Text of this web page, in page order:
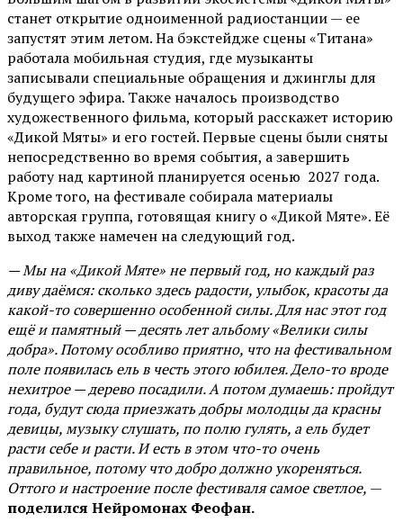
станет открытие одноименной радиостанции — ее
запустят этим летом. На бэкстейдже сцены «Титана»
работала мобильная студия, где музыканты
записывали специальные обращения и джинглы для
будущего эфира. Также началось производство
художественного фильма, который расскажет историю
«Дикой Мяты» и его гостей. Первые сцены были сняты
непосредственно во время события, а завершить
работу над картиной планируется осенью 2027 года.
Кроме того, на фестивале собирала материалы
авторская группа, готовящая книгу о «Дикой Мяте». Её
выход также намечен на следующий год.
— Мы на «Дикой Мяте» не первый год, но каждый раз
диву даёмся: сколько здесь радости, улыбок, красоты да
какой-то совершенно особенной силы. Для нас этот год
ещё и памятный — десять лет альбому «Велики силы
добра». Потому особливо приятно, что на фестивальном
поле появилась ель в честь этого юбилея. Дело-то вроде
нехитрое — дерево посадили. А потом думаешь: пройдут
года, будут сюда приезжать добры молодцы да красны
девицы, музыку слушать, по полю гулять, а ель будет
расти себе и расти. И есть в этом что-то очень
правильное, потому что добро должно укореняться.
Оттого и настроение после фестиваля самое светлое, —
поделился Нейромонах Феофан.